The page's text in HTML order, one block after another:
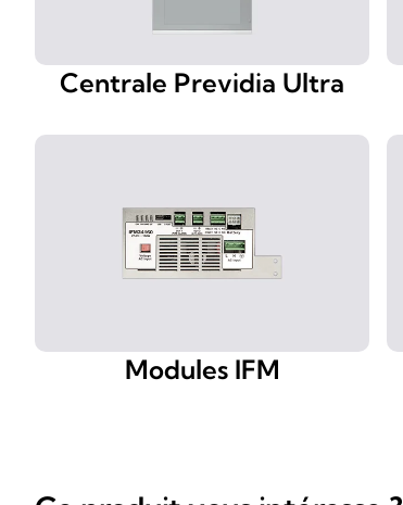
Centrale Previdia Ultra
Modules IFM